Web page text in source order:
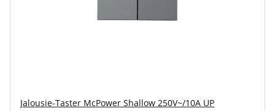
Jalousie-Taster McPower Shallow 250V~/10A UP